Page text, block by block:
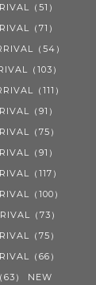
（51）
（71）
（54）
（103）
（111）
（91）
（75）
（91）
（117）
（100）
（73）
（75）
（66）
63） NEW